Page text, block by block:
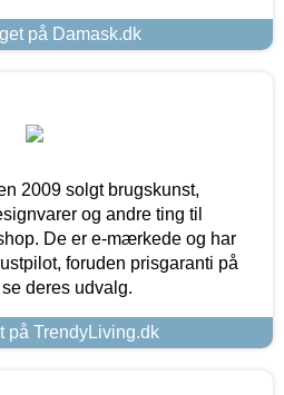
på Damask.dk
2009 solgt brugskunst,
og andre ting til
De er e-mærkede og har
foruden prisgaranti på
deres udvalg.
på TrendyLiving.dk